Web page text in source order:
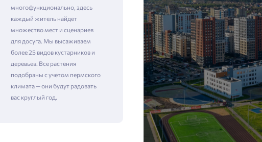
многофункционально, здесь
каждый житель найдет
множество мест и сценариев
для досуга. Мы высаживаем
более 25 видов кустарников и
деревьев. Все растения
подобраны с учетом пермского
климата — они будут радовать
вас круглый год.